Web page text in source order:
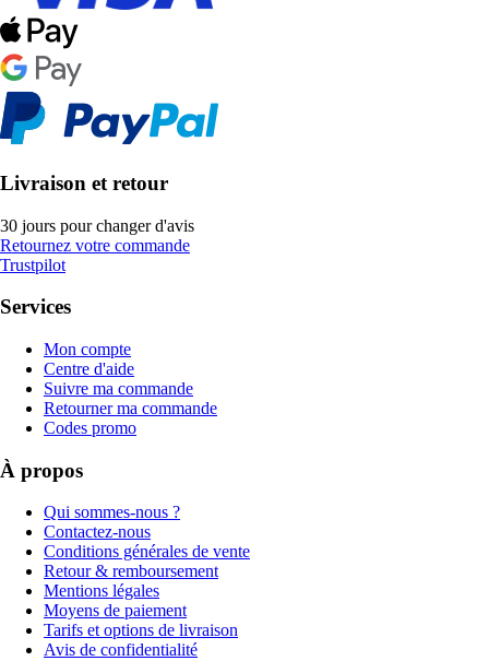
Livraison et retour
30 jours pour changer d'avis
Retournez votre commande
Trustpilot
Services
Mon compte
Centre d'aide
Suivre ma commande
Retourner ma commande
Codes promo
À propos
Qui sommes-nous ?
Contactez-nous
Conditions générales de vente
Retour & remboursement
Mentions légales
Moyens de paiement
Tarifs et options de livraison
Avis de confidentialité